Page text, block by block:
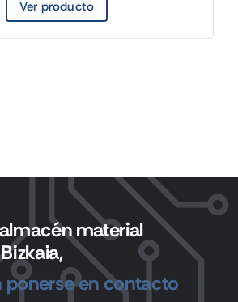
Ver producto
material
ponerse en contacto